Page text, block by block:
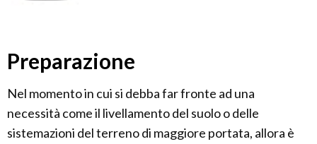
Preparazione
Nel momento in cui si debba far fronte ad una
necessità come il livellamento del suolo o delle
sistemazioni del terreno di maggiore portata, allora è